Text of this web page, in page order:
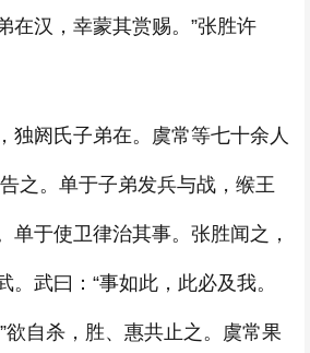
在汉，幸蒙其赏赐。”张胜许
独阏氏子弟在。虞常等七十余人
之。单于子弟发兵与战，缑王
单于使卫律治其事。张胜闻之，
。武曰：“事如此，此必及我。
欲自杀，胜、惠共止之。虞常果